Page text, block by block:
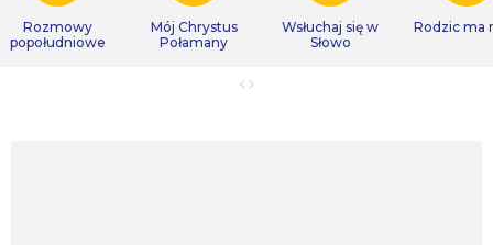
Rozmowy
popołudniowe
Mój Chrystus
Połamany
Wsłuchaj się w
Słowo
Rodzic ma